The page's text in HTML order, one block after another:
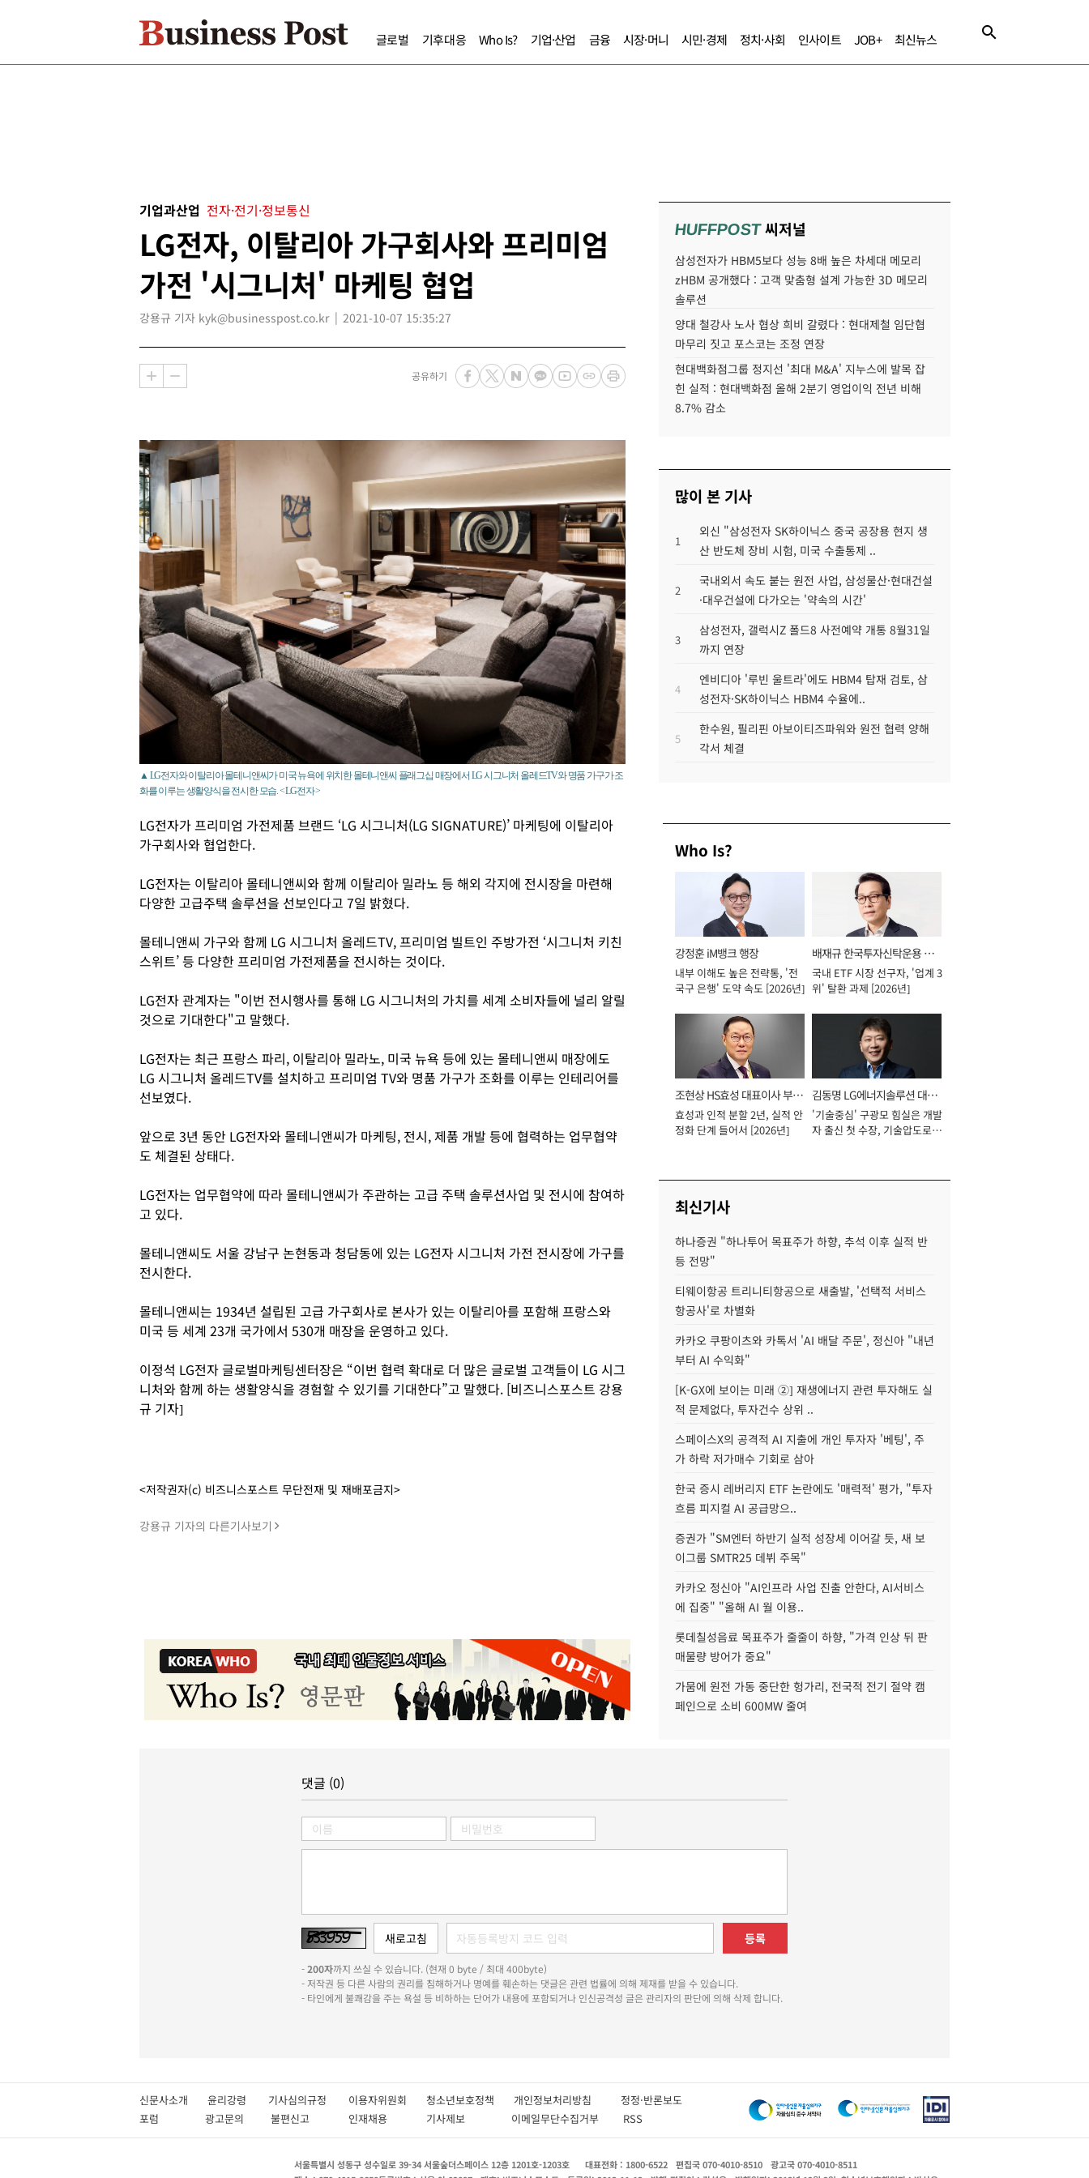
글로벌 기후대응 Who Is? 기업·산업 금융 시장·머니 시민·경제 정치·사회 인사이트 JOB+ 최신뉴스
기업과산업 전자·전기·정보통신
LG전자, 이탈리아 가구회사와 프리미엄
가전 '시그니처' 마케팅 협업
강용규 기자 kyk@businesspost.co.kr 2021-10-07 15:35:27
공유하기
▲ LG전자와 이탈리아 몰테니앤씨가 미국 뉴욕에 위치한 몰테니앤씨 플래그십 매장에서 LG 시그니처 올레드TV와 명품 가구가 조
화를 이루는 생활양식을 전시한 모습. < LG전자 >
LG전자가 프리미엄 가전제품 브랜드 ‘LG 시그니처(LG SIGNATURE)’ 마케팅에 이탈리아
가구회사와 협업한다.
LG전자는 이탈리아 몰테니앤씨와 함께 이탈리아 밀라노 등 해외 각지에 전시장을 마련해
다양한 고급주택 솔루션을 선보인다고 7일 밝혔다.
몰테니앤씨 가구와 함께 LG 시그니처 올레드TV, 프리미엄 빌트인 주방가전 ‘시그니처 키친
스위트’ 등 다양한 프리미엄 가전제품을 전시하는 것이다.
LG전자 관계자는 "이번 전시행사를 통해 LG 시그니처의 가치를 세계 소비자들에 널리 알릴
것으로 기대한다"고 말했다.
LG전자는 최근 프랑스 파리, 이탈리아 밀라노, 미국 뉴욕 등에 있는 몰테니앤씨 매장에도
LG 시그니처 올레드TV를 설치하고 프리미엄 TV와 명품 가구가 조화를 이루는 인테리어를
선보였다.
앞으로 3년 동안 LG전자와 몰테니앤씨가 마케팅, 전시, 제품 개발 등에 협력하는 업무협약
도 체결된 상태다.
LG전자는 업무협약에 따라 몰테니앤씨가 주관하는 고급 주택 솔루션사업 및 전시에 참여하
고 있다.
몰테니앤씨도 서울 강남구 논현동과 청담동에 있는 LG전자 시그니처 가전 전시장에 가구를
전시한다.
몰테니앤씨는 1934년 설립된 고급 가구회사로 본사가 있는 이탈리아를 포함해 프랑스와
미국 등 세계 23개 국가에서 530개 매장을 운영하고 있다.
이정석 LG전자 글로벌마케팅센터장은 “이번 협력 확대로 더 많은 글로벌 고객들이 LG 시그
니처와 함께 하는 생활양식을 경험할 수 있기를 기대한다”고 말했다. [비즈니스포스트 강용
규 기자]
<저작권자(c) 비즈니스포스트 무단전재 및 재배포금지>
강용규 기자의 다른기사보기
HUFFPOST씨저널
삼성전자가 HBM5보다 성능 8배 높은 차세대 메모리
zHBM 공개했다 : 고객 맞춤형 설계 가능한 3D 메모리
솔루션
양대 철강사 노사 협상 희비 갈렸다 : 현대제철 임단협
마무리 짓고 포스코는 조정 연장
현대백화점그룹 정지선 '최대 M&A' 지누스에 발목 잡
힌 실적 : 현대백화점 올해 2분기 영업이익 전년 비해
8.7% 감소
많이 본 기사
1
외신 "삼성전자 SK하이닉스 중국 공장용 현지 생
산 반도체 장비 시험, 미국 수출통제 ..
2
국내외서 속도 붙는 원전 사업, 삼성물산·현대건설
·대우건설에 다가오는 '약속의 시간'
3
삼성전자, 갤럭시Z 폴드8 사전예약 개통 8월31일
까지 연장
4
엔비디아 '루빈 울트라'에도 HBM4 탑재 검토, 삼
성전자·SK하이닉스 HBM4 수율에..
5
한수원, 필리핀 아보이티즈파워와 원전 협력 양해
각서 체결
Who Is?
강정훈 iM뱅크 행장
내부 이해도 높은 전략통, '전
국구 은행' 도약 속도 [2026년]
배재규 한국투자신탁운용 대
표이사 사장
국내 ETF 시장 선구자, '업계 3
위' 탈환 과제 [2026년]
조현상 HS효성 대표이사 부회
장
효성과 인적 분할 2년, 실적 안
정화 단계 들어서 [2026년]
김동명 LG에너지솔루션 대표
이사 사장
'기술중심' 구광모 힘실은 개발
자 출신 첫 수장, 기술압도로
최신기사
하나증권 "하나투어 목표주가 하향, 추석 이후 실적 반
등 전망"
티웨이항공 트리니티항공으로 새출발, '선택적 서비스
항공사'로 차별화
카카오 쿠팡이츠와 카톡서 'AI 배달 주문', 정신아 "내년
부터 AI 수익화"
[K-GX에 보이는 미래 ②] 재생에너지 관련 투자해도 실
적 문제없다, 투자건수 상위 ..
스페이스X의 공격적 AI 지출에 개인 투자자 '베팅', 주
가 하락 저가매수 기회로 삼아
한국 증시 레버리지 ETF 논란에도 '매력적' 평가, "투자
흐름 피지컬 AI 공급망으..
증권가 "SM엔터 하반기 실적 성장세 이어갈 듯, 새 보
이그룹 SMTR25 데뷔 주목"
카카오 정신아 "AI인프라 사업 진출 안한다, AI서비스
에 집중" "올해 AI 월 이용..
롯데칠성음료 목표주가 줄줄이 하향, "가격 인상 뒤 판
매물량 방어가 중요"
가뭄에 원전 가동 중단한 헝가리, 전국적 전기 절약 캠
페인으로 소비 600MW 줄여
댓글 (0)
등록
-200자까지 쓰실 수 있습니다. (현재 0 byte / 최대 400byte)
- 저작권 등 다른 사람의 권리를 침해하거나 명예를 훼손하는 댓글은 관련 법률에 의해 제재를 받을 수 있습니다.
- 타인에게 불쾌감을 주는 욕설 등 비하하는 단어가 내용에 포함되거나 인신공격성 글은 관리자의 판단에 의해 삭제 합니다.
신문사소개 윤리강령 기사심의규정 이용자위원회 청소년보호정책 개인정보처리방침 정정·반론보도
포럼
광고문의 불편신고 인재채용 기사제보 이메일무단수집거부 RSS
서울특별시 성동구 성수일로 39-34 서울숲더스페이스 12층 1201호-1203호 대표전화 : 1800-6522 편집국 070-4010-8510
광고국 070-4010-8511